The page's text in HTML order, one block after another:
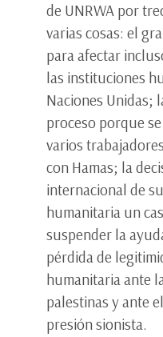
de UNRWA por
varias cosas: el
para afectar
las instituciones
Naciones Unidas;
proceso porque
varios
con Hamas; la
internacional de
humanitaria un
suspender la
pérdida de
humanitaria ante
palestinas y ante
presión sionista.